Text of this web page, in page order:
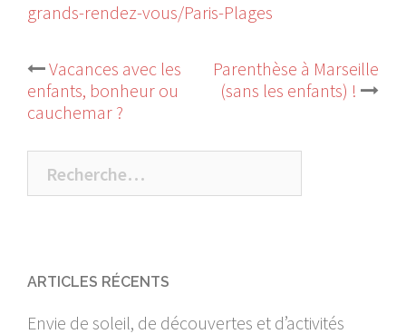
grands-rendez-vous/Paris-Plages
Navigation
d’article
Vacances avec les
enfants, bonheur ou
cauchemar ?
Parenthèse à Marseille
(sans les enfants) !
ARTICLES RÉCENTS
Envie de soleil, de découvertes et d’activités